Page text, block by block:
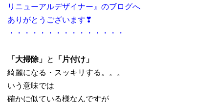
リニューアルデザイナー』のブログへ
ありがとうございます❣
・・・・・・・・・・・・・・・
「大掃除」 と 「片付け」
綺麗になる・スッキリする。。。
いう意味では
確かに似ている様なんですが